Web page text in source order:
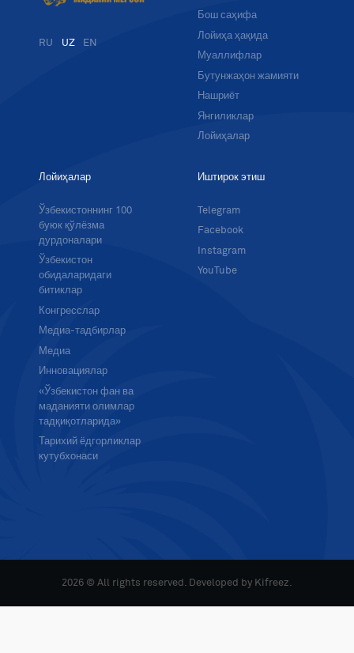
RU UZ EN
Бош саҳифа
Лойиҳа ҳақида
Муаллифлар
Бутунжаҳон жамияти
Нашриёт
Янгиликлар
Лойиҳалар
Лойиҳалар
Ўзбекистоннинг 100
буюк қўлёзма
дурдоналари
Ўзбекистон
обидаларидаги
битиклар
Конгресслар
Медиа-тадбирлар
Медиа
Инновациялар
«Ўзбекистон фан ва
маданияти олимлар
тадқиқотларида»
Тарихий ёдгорликлар
кутубхонаси
Иштирок этиш
Telegram
Facebook
Instagram
YouTube
2026 © All rights reserved. Developed by Kifreez.